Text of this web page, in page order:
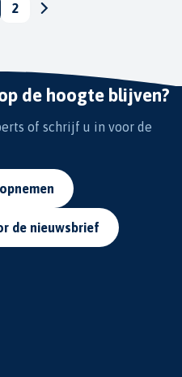
2
de hoogte blijven?
of schrijf u in voor de
de nieuwsbrief